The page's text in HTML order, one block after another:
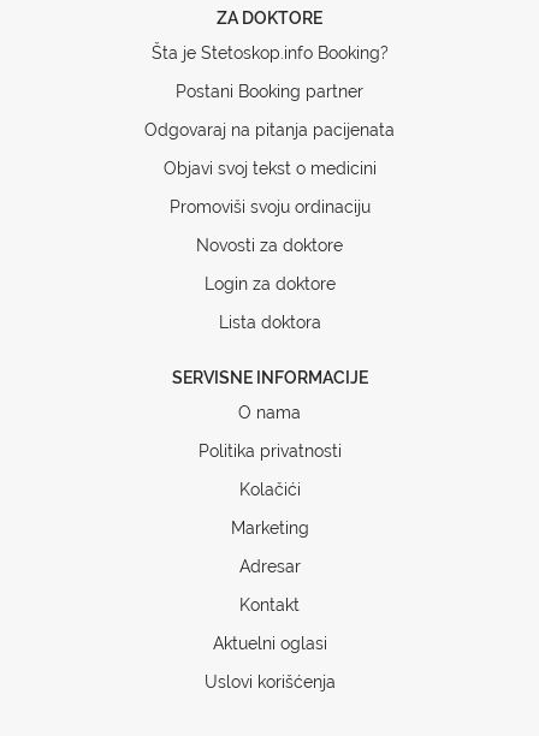
ZA DOKTORE
Šta je Stetoskop.info Booking?
Postani Booking partner
Odgovaraj na pitanja pacijenata
Objavi svoj tekst o medicini
Promoviši svoju ordinaciju
Novosti za doktore
Login za doktore
Lista doktora
SERVISNE INFORMACIJE
O nama
Politika privatnosti
Kolačići
Marketing
Adresar
Kontakt
Aktuelni oglasi
Uslovi korišćenja